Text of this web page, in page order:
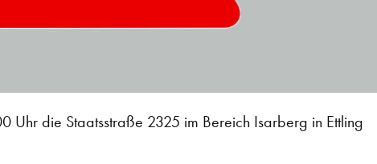
die Staatsstraße 2325 im Bereich Isarberg in Ettling